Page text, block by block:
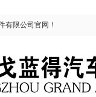
有限公司官网！